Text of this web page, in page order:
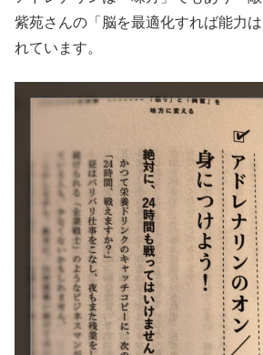
紫苑さんの「脳を最適化すれば能力
れています。